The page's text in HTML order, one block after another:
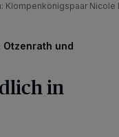
Klompenkönigspaar
Otzenrath und
in